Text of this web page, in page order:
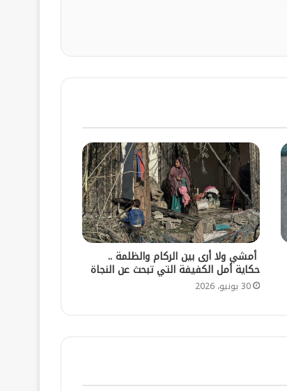
أمشي ولا أرى بين الركام والظلمة ..
حكاية أمل الكفيفة التي تبحث عن النجاة
30 يونيو، 2026